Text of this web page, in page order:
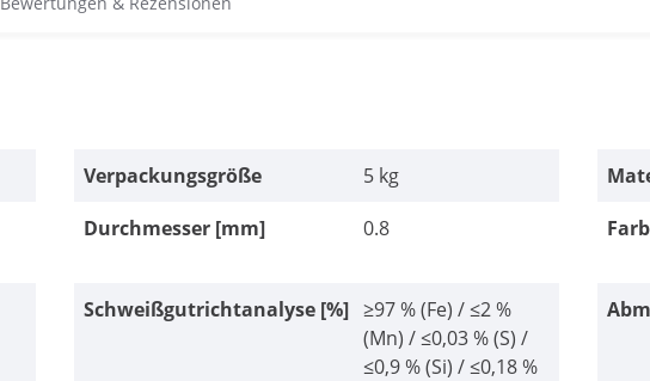
Verpackungsgröße 5 kg
Durchmesser [mm] 0.8
Schweißgutrichtanalyse [%] ≥97 % (Fe) / ≤2 %
(Mn) / ≤0,03 % (S) /
≤0,9 % (Si) / ≤0,18 %